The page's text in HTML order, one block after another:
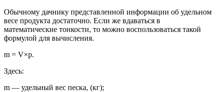
Обычному дачнику представленной информации об удельном
весе продукта достаточно. Если же вдаваться в
математические тонкости, то можно воспользоваться такой
формулой для вычисления.
m = V×p.
Здесь:
m — удельный вес песка, (кг);